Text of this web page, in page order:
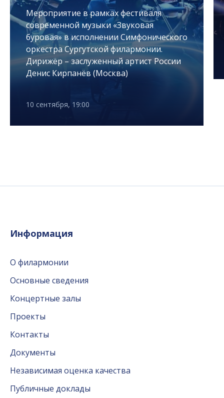
Мероприятие в рамках фестиваля
современной музыки «Звуковая
буровая» в исполнении Симфонического
оркестра Сургутской филармонии.
Дирижёр – заслуженный артист России
Денис Кирпанёв (Москва)
10 сентября, 19:00
Информация
О филармонии
Основные сведения
Концертные залы
Проекты
Контакты
Документы
Независимая оценка качества
Публичные доклады